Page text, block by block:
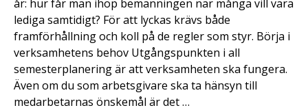
år: hur får man ihop bemanningen när många vill vara
lediga samtidigt? För att lyckas krävs både
framförhållning och koll på de regler som styr. Börja i
verksamhetens behov Utgångspunkten i all
semesterplanering är att verksamheten ska fungera.
Även om du som arbetsgivare ska ta hänsyn till
medarbetarnas önskemål är det …